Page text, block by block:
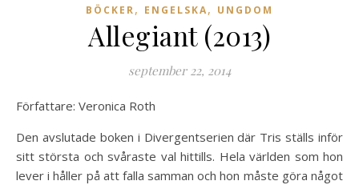
BÖCKER, ENGELSKA, UNGDOM
Allegiant (2013)
september 22, 2014
Författare: Veronica Roth
Den avslutade boken i Divergentserien där Tris ställs inför
sitt största och svåraste val hittills. Hela världen som hon
lever i håller på att falla samman och hon måste göra något